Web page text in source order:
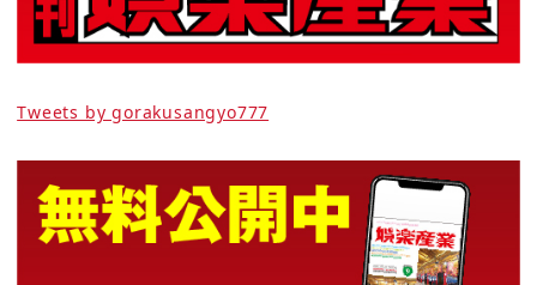
Tweets by gorakusangyo777